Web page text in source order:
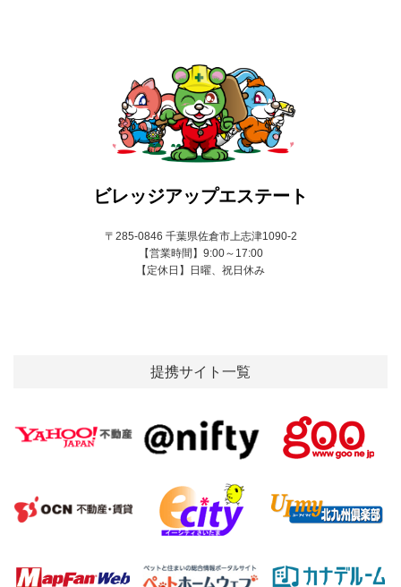
ビレッジアップエステート
〒285-0846 千葉県佐倉市上志津1090-2
【営業時間】9:00～17:00
【定休日】日曜、祝日休み
提携サイト一覧